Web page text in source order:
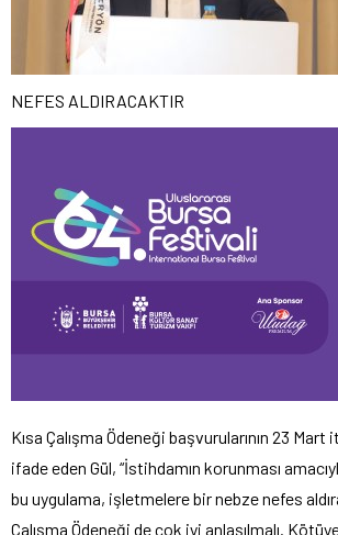
NEFES ALDIRACAKTIR
Kısa Çalışma Ödeneği başvurularının 23 Mart
ifade eden Gül, “İstihdamın korunması
bu uygulama, işletmelere bir nebze nefes
Çalışma Ödeneği de çok iyi anlaşılmalı.